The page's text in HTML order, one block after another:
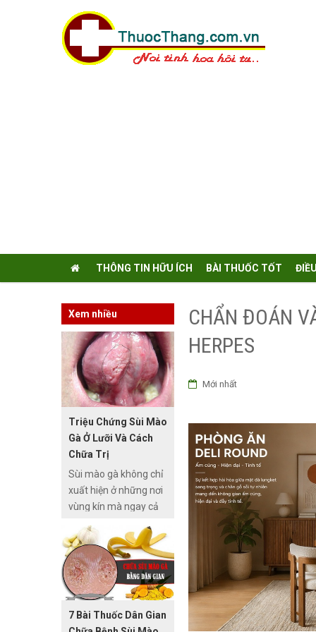
THÔNG TIN HỮU ÍCH BÀI THUỐC TỐT
CHẨN ĐOÁN
HERPES
Mới nhất
Xem nhiều
Triệu Chứng Sùi Mào
Gà Ở Lưỡi Và Cách
Chữa Trị
Sùi mào gà không chỉ
xuất hiện ở những nơi
vùng kín mà ngay cả
cũng xuất hiện. Đây
không chỉ là nổi ám
ảnh của những người
mắc bệnh, mà bệnh
còn ảnh hưởng rất lớn
từ việc ăn uống, sinh
7 Bài Thuốc Dân Gian